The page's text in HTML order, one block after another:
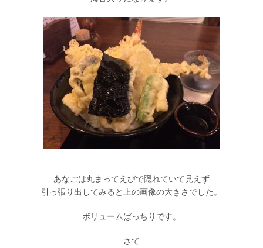
あなごは丸まってえびで隠れていて見えず
引っ張り出してみると上の画像の大きさでした。
ボリュームばっちりです。
さて